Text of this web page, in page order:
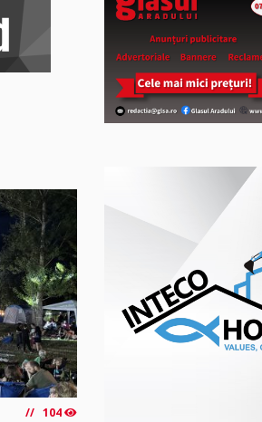
104